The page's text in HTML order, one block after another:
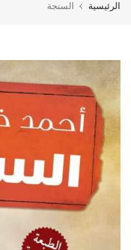
الرئيسية السنجة